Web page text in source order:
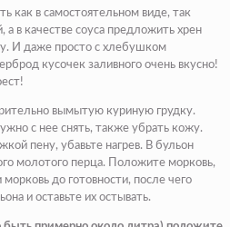
как в самостоятельном виде, так
а в качестве соуса предложить хрен
И даже просто с хлебушком
кусочек заливного очень вкусно!
вымытую куриную грудку.
с нее снять, также убрать кожу.
пену, убавьте нагрев. В бульон
молотого перца. Положите морковь,
до готовности, после чего
и оставьте их остывать.